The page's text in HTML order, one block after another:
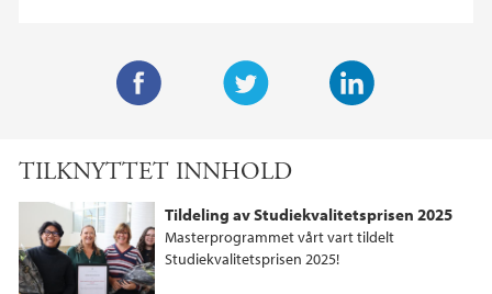
i
t
e
e
d
e
b
o
o
TILKNYTTET INNHOLD
Tildeling av Studiekvalitetsprisen 2025
Masterprogrammet vårt vart tildelt
Studiekvalitetsprisen 2025!